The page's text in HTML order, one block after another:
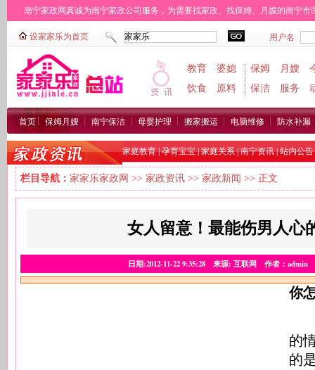
南宁家政网真诚为南宁家政公司服务，为需要找家政、找保姆、月嫂的南宁市
兴宁区 良庆区
教育
婆媳
饮食
原料
保姆 月嫂
保洁
服务
首页 保姆月嫂 南宁保洁 母婴护理 搬家搬运 电脑维修 防水补漏
家庭教育|孕育宝宝|家庭关系|南宁资讯|站内公告
栏目导航： 家家乐家政网 >> 家政资讯 >> 家政新闻 >> 正文
女人留意！最能伤男人心
日期:2012-11-22 9:35:28 来源: 互联网 作者：admin
你
的
的